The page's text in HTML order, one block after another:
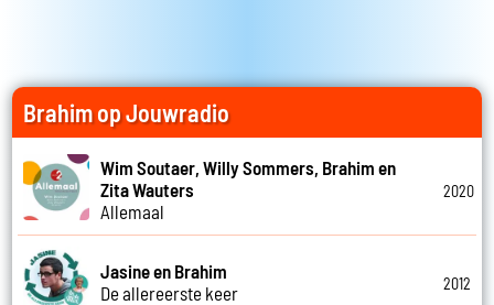
Brahim op Jouwradio
Wim Soutaer, Willy Sommers, Brahim en
Zita Wauters
Allemaal
2020
Jasine en Brahim
De allereerste keer
2012